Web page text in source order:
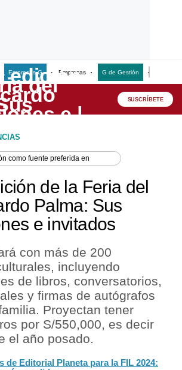
Empresas G Empresas G de Gestión
SUSCRÍBETE
como fuente preferida en
de la Feria del
Palma: Sus
e invitados
con más de 200
incluyendo
de libros, conversatorios,
y firmas de autógrafos
Proyectan tener
por S/550,000, es decir
el año posado.
de Editorial Planeta para la FIL 2024: